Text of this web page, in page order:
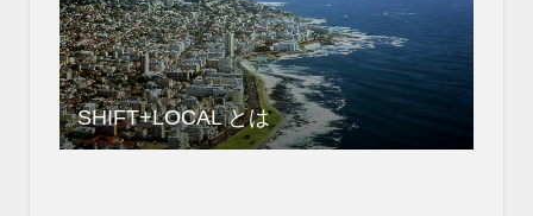
SHIFT+LOCAL とは